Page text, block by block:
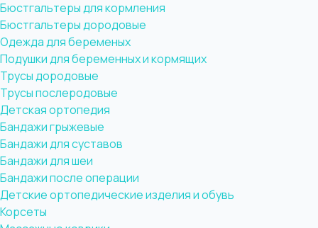
Бюстгальтеры для кормления
Бюстгальтеры дородовые
Одежда для беременых
Подушки для беременных и кормящих
Трусы дородовые
Трусы послеродовые
Детская ортопедия
Бандажи грыжевые
Бандажи для суставов
Бандажи для шеи
Бандажи после операции
Детские ортопедические изделия и обувь
Корсеты